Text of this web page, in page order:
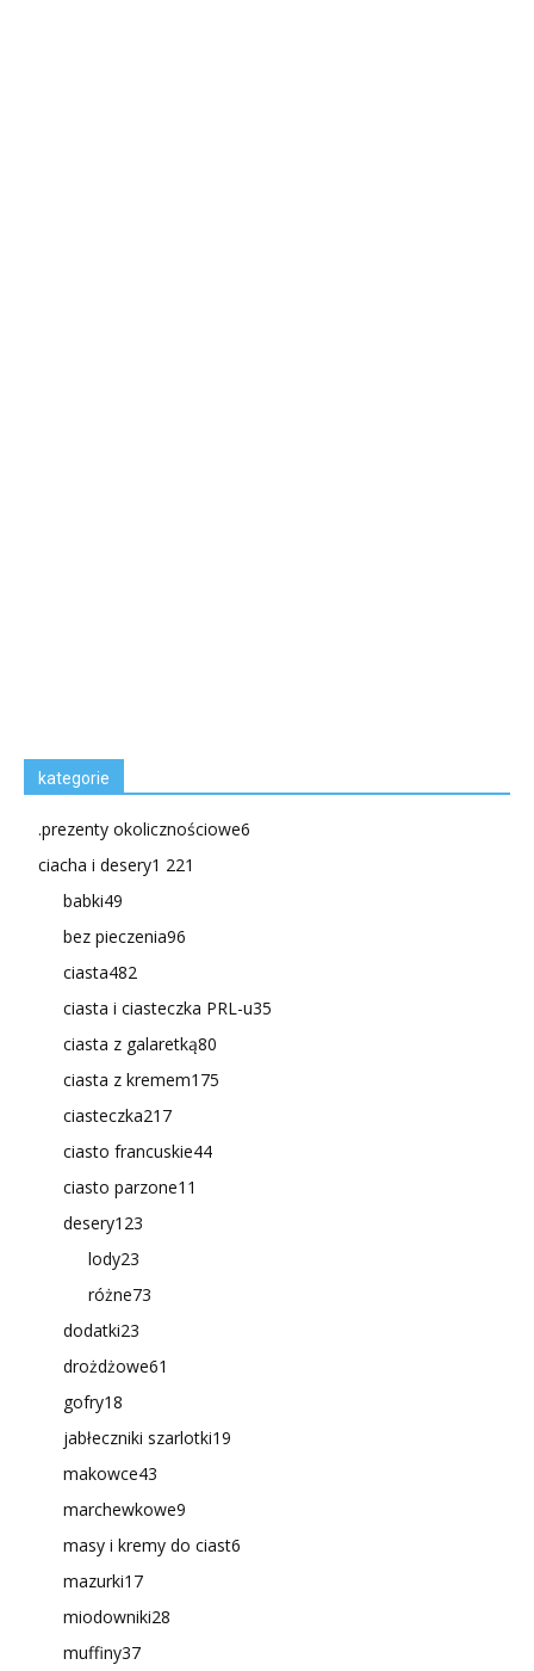
kategorie
.prezenty okolicznościowe6
ciacha i desery1 221
babki49
bez pieczenia96
ciasta482
ciasta i ciasteczka PRL-u35
ciasta z galaretką80
ciasta z kremem175
ciasteczka217
ciasto francuskie44
ciasto parzone11
desery123
lody23
różne73
dodatki23
drożdżowe61
gofry18
jabłeczniki szarlotki19
makowce43
marchewkowe9
masy i kremy do ciast6
mazurki17
miodowniki28
muffiny37